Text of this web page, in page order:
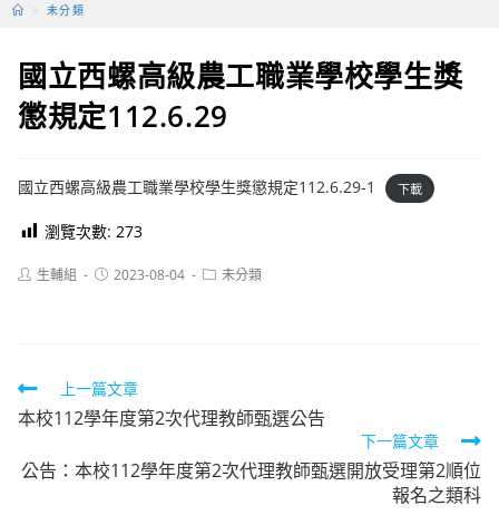
> 未分類
國立西螺高級農工職業學校學生獎
懲規定112.6.29
國立西螺高級農工職業學校學生獎懲規定112.6.29-1 下載
瀏覽次數: 273
Post生輔組
Post2023-08-04
Post未分類
Read
more
articles
上一篇文章
本校112學年度第2次代理教師甄選公告
下一篇文章
公告：本校112學年度第2次代理教師甄選開放受理第2順位
報名之類科